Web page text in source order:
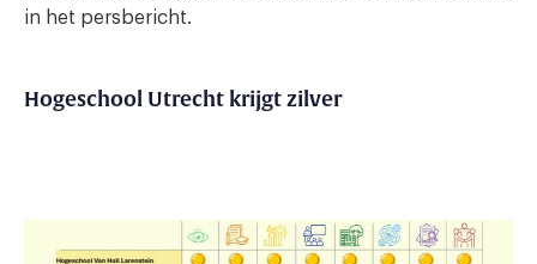
in het persbericht.
Hogeschool Utrecht krijgt zilver